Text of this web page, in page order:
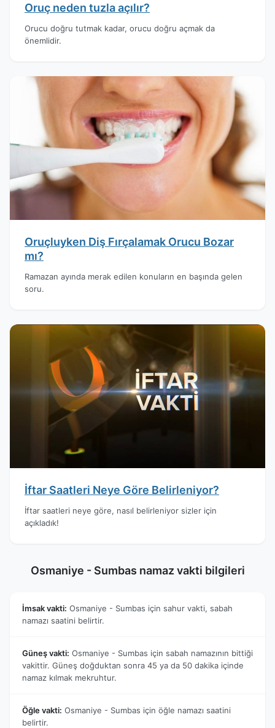
Oruç neden tuzla açılır?
Orucu doğru tutmak kadar, orucu doğru açmak da
önemlidir.
Oruçluyken Diş Fırçalamak Orucu Bozar
mı?
Ramazan ayında merak edilen konuların en başında gelen
soru.
İftar Saatleri Neye Göre Belirleniyor?
İftar saatleri neye göre, nasıl belirleniyor sizler için
açıkladık!
Osmaniye - Sumbas namaz vakti bilgileri
İmsak vakti: Osmaniye - Sumbas için sahur vakti, sabah
namazı saatini belirtir.
Güneş vakti: Osmaniye - Sumbas için sabah namazının bittiği
vakittir. Güneş doğduktan sonra 45 ya da 50 dakika içinde
namaz kılmak mekruhtur.
Öğle vakti: Osmaniye - Sumbas için öğle namazı saatini
belirtir.